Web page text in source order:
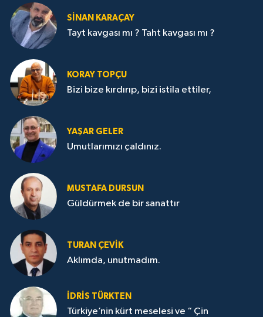
SİNAN KARAÇAY
Tayt kavgası mı ? Taht kavgası mı ?
KORAY TOPÇU
Bizi bize kırdırıp, bizi istila ettiler,
YAŞAR GELER
Umutlarımızı çaldınız.
MUSTAFA DURSUN
Güldürmek de bir sanattır
TURAN ÇEVİK
Aklımda, unutmadım.
İDRİS TÜRKTEN
Türkiye’nin kürt meselesi ve “ Çin